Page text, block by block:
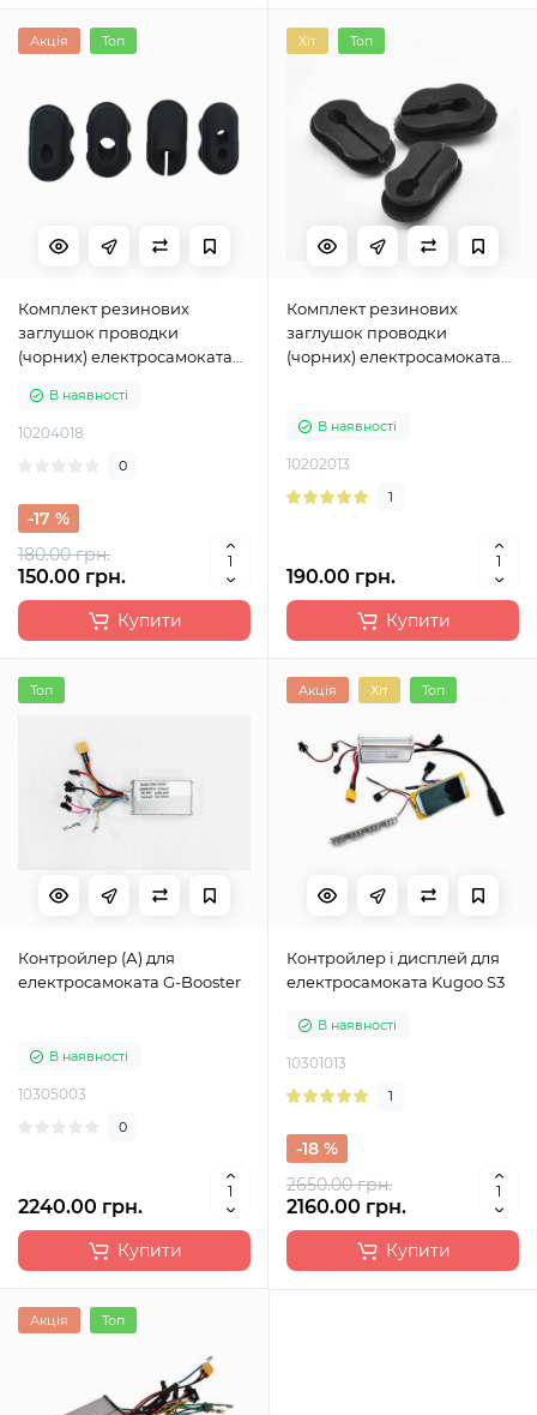
Акція Топ
Комплект резинових
заглушок проводки
(чорних) електросамоката
В наявності
10204018
0
180.00 грн.
-17 %
150.00 грн.
Купити
Хіт Топ
Комплект резинових
заглушок проводки
(чорних) електросамоката
В наявності
10202013
1
190.00 грн.
Купити
Топ
Контройлер (А) для
електросамоката G-Booster
В наявності
10305003
0
2240.00 грн.
Купити
Акція Хіт Топ
Контройлер і дисплей для
електросамоката Kugoo S3
В наявності
10301013
1
2650.00 грн.
-18 %
2160.00 грн.
Купити
Акція Топ